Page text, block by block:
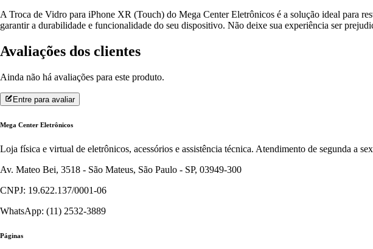
A Troca de Vidro para iPhone XR (Touch) do Mega Center Eletrônicos é a solução ideal para
garantir a durabilidade e funcionalidade do seu dispositivo. Não deixe sua experiência ser
Avaliações dos clientes
Ainda não há avaliações para este produto.
Entre para avaliar
Mega Center Eletrônicos
Loja física e virtual de eletrônicos, acessórios e assistência técnica. Atendimento de segunda a
Av. Mateo Bei, 3518 - São Mateus, São Paulo - SP, 03949-300
CNPJ: 19.622.137/0001-06
WhatsApp: (11) 2532-3889
Páginas